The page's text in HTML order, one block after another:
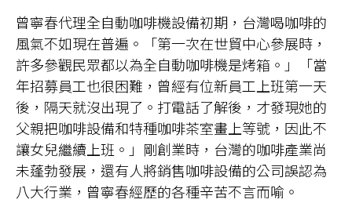
曾寧春代理全自動咖啡機設備初期，台灣喝咖啡的
風氣不如現在普遍。「第一次在世貿中心參展時，
許多參觀民眾都以為全自動咖啡機是烤箱。」「當
年招募員工也很困難，曾經有位新員工上班第一天
後，隔天就沒出現了。打電話了解後，才發現她的
父親把咖啡設備和特種咖啡茶室畫上等號，因此不
讓女兒繼續上班。」剛創業時，台灣的咖啡產業尚
未蓬勃發展，還有人將銷售咖啡設備的公司誤認為
八大行業，曾寧春經歷的各種辛苦不言而喻。